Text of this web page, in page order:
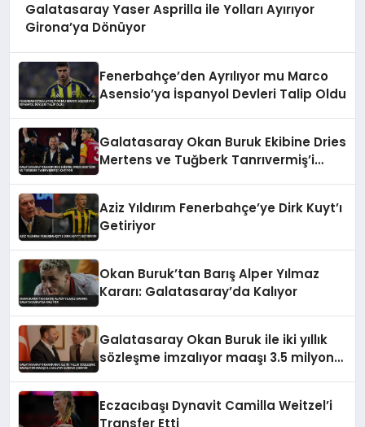
Galatasaray Yaser Asprilla ile Yolları Ayırıyor
Girona’ya Dönüyor
Fenerbahçe’den Ayrılıyor mu Marco
Asensio’ya İspanyol Devleri Talip Oldu
Galatasaray Okan Buruk Ekibine Dries
Mertens ve Tuğberk Tanrıvermiş’i
Aziz Yıldırım Fenerbahçe’ye Dirk Kuyt’ı
Getiriyor
Okan Buruk’tan Barış Alper Yılmaz
Kararı: Galatasaray’da Kalıyor
Galatasaray Okan Buruk ile iki yıllık
sözleşme imzalıyor maaşı 3.5 milyon
Eczacıbaşı Dynavit Camilla Weitzel’i
Transfer Etti